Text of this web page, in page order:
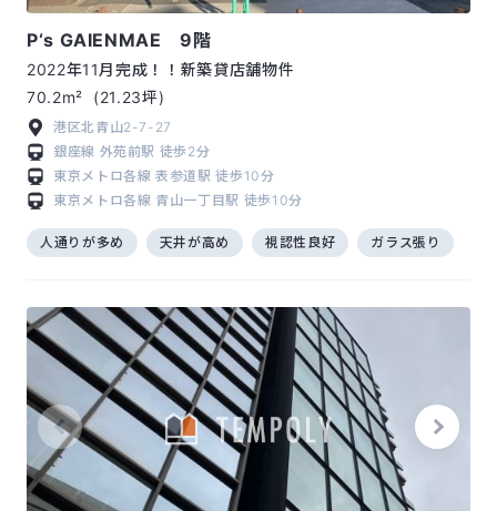
P‘s GAIENMAE 9階
2022年11月完成！！新築貸店舗物件
70.2m²
(21.23坪)
港区北青山2-7-27
銀座線 外苑前駅 徒歩2分
東京メトロ各線表参道駅徒歩10分
東京メトロ各線 青山一丁目駅 徒歩10分
人通りが多め 天井が高め 視認性良好 ガラス張り